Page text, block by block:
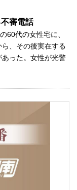
審電話
60代の女性宅に、
、その後実在する
った。女性が光警